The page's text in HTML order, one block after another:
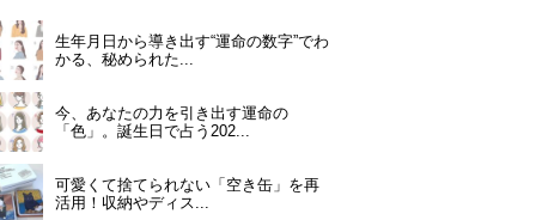
生年月日から導き出す“運命の数字”でわ
かる、秘められた...
今、あなたの力を引き出す運命の
「色」。誕生日で占う202...
可愛くて捨てられない「空き缶」を再
活用！収納やディス...